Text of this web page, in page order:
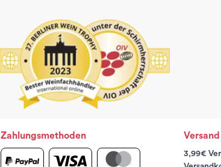
Zahlungsmethoden Versand
3,99€